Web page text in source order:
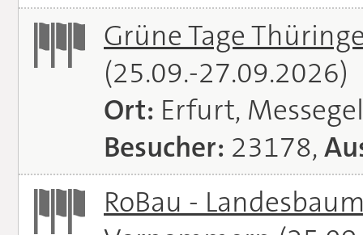
Grüne Tage
(25.09.-27.09.2026)
Ort: Erfurt,
Besucher: 23178,
RoBau -